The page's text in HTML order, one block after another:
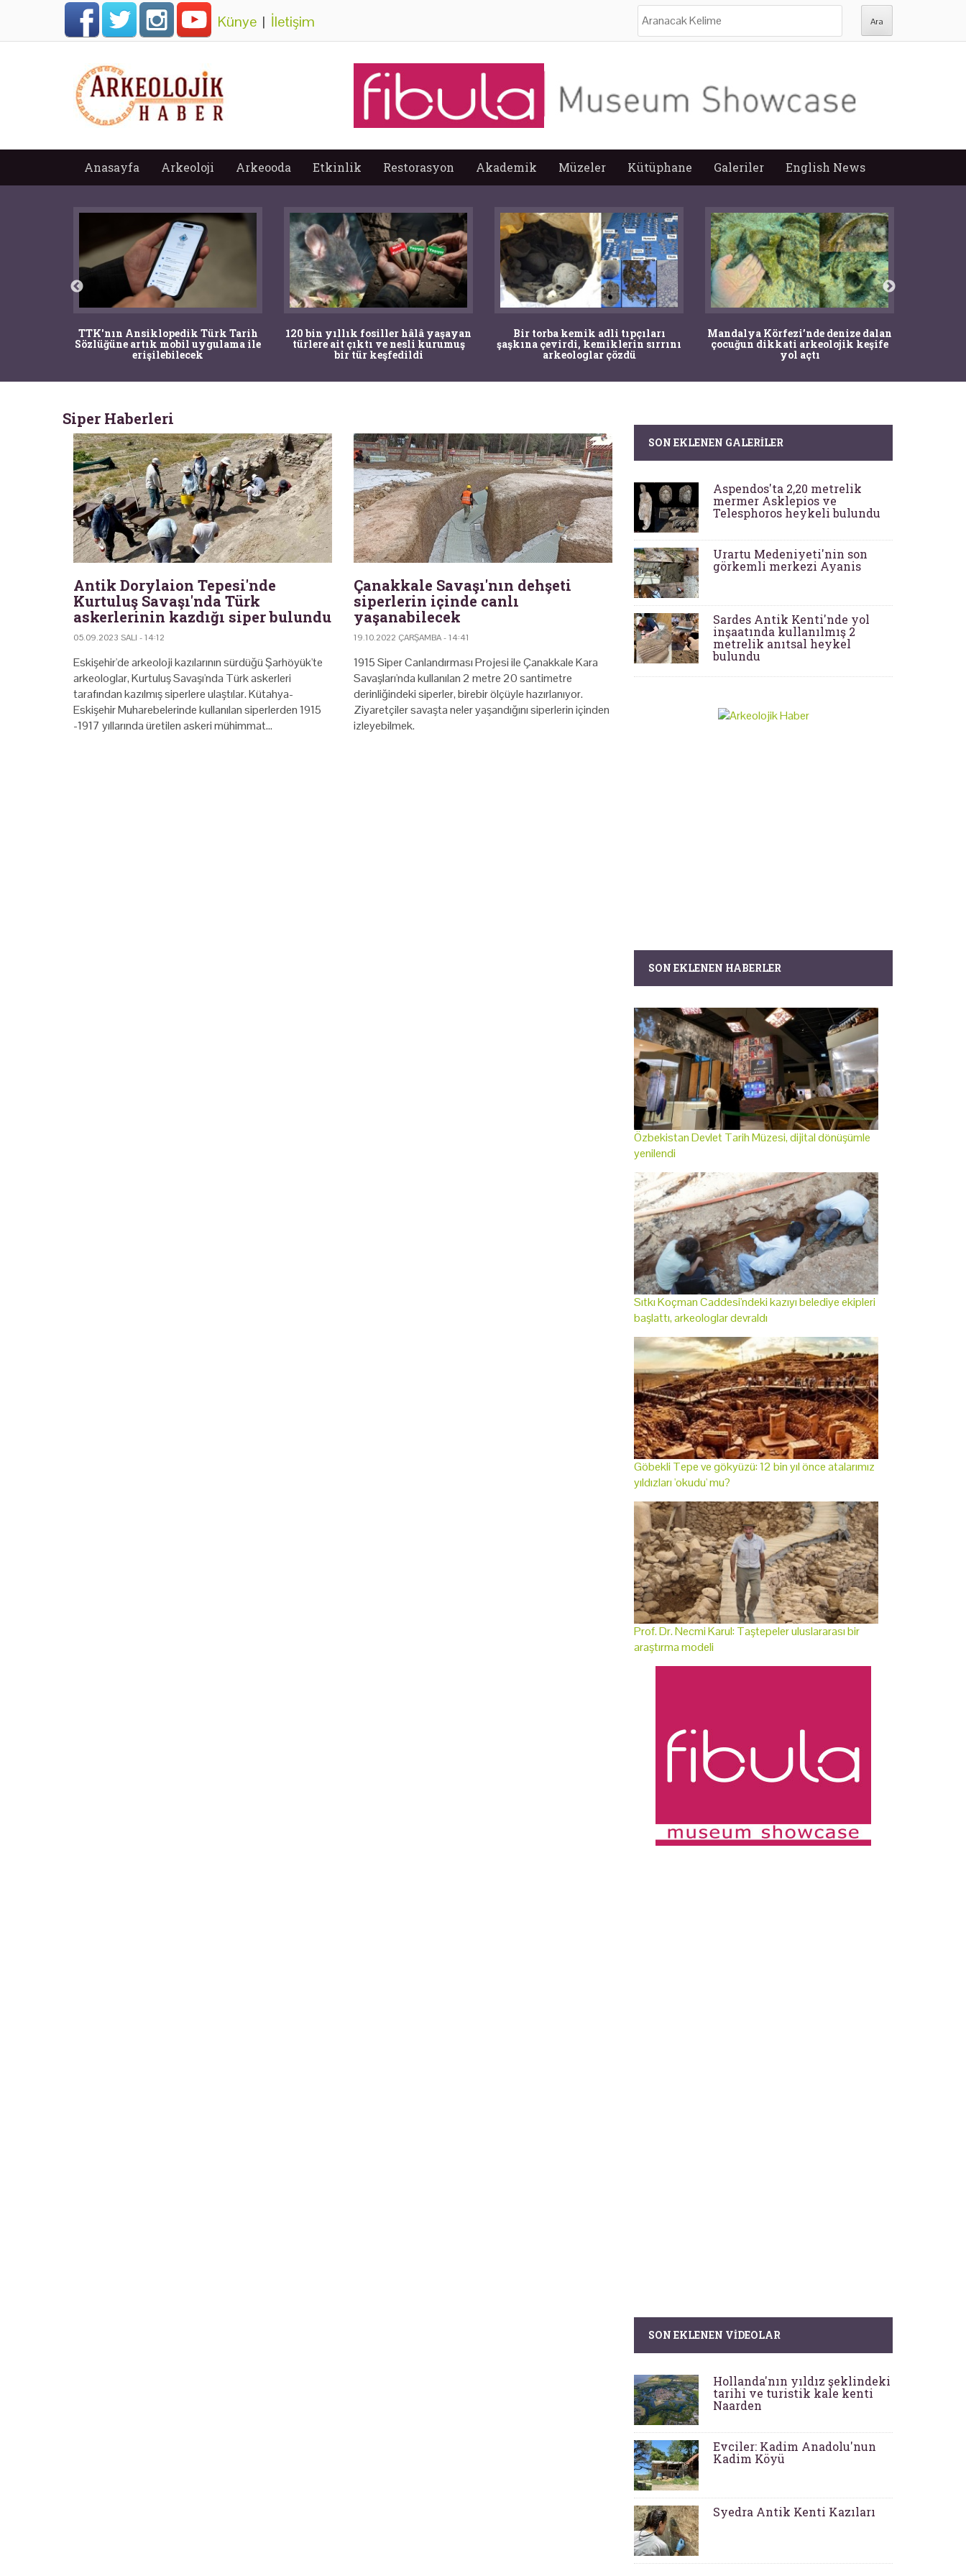
Künye | İletişim
Anasayfa Arkeoloji Arkeooda Etkinlik Restorasyon Akademik Müzeler Kütüphane Galeriler English News
TTK'nın Ansiklopedik Türk Tarih
Sözlüğüne artık mobil uygulama ile
erişilebilecek
120 bin yıllık fosiller hâlâ yaşayan
türlere ait çıktı ve nesli kurumuş
bir tür keşfedildi
Bir torba kemik adli tıpçıları
şaşkına çevirdi, kemiklerin sırrını
arkeologlar çözdü
Mandalya Körfezi’nde denize dalan
çocuğun dikkati arkeolojik keşife
yol açtı
Siper Haberleri
Antik Dorylaion Tepesi'nde
Kurtuluş Savaşı'nda Türk
askerlerinin kazdığı siper bulundu
05.09.2023 SALI - 14:12
Eskişehir'de arkeoloji kazılarının sürdüğü Şarhöyük'te
arkeologlar, Kurtuluş Savaşı'nda Türk askerleri
tarafından kazılmış siperlere ulaştılar. Kütahya-
Eskişehir Muharebelerinde kullanılan siperlerden 1915
-1917 yıllarında üretilen askeri mühimmat…
Çanakkale Savaşı'nın dehşeti
siperlerin içinde canlı
yaşanabilecek
19.10.2022 ÇARŞAMBA - 14:41
1915 Siper Canlandırması Projesi ile Çanakkale Kara
Savaşları'nda kullanılan 2 metre 20 santimetre
derinliğindeki siperler, birebir ölçüyle hazırlanıyor.
Ziyaretçiler savaşta neler yaşandığını siperlerin içinden
izleyebilmek.
SON EKLENEN GALERILER
Aspendos'ta 2,20 metrelik
mermer Asklepios ve
Telesphoros heykeli bulundu
Urartu Medeniyeti'nin son
görkemli merkezi Ayanis
Sardes Antik Kenti'nde yol
inşaatında kullanılmış 2
metrelik anıtsal heykel
bulundu
SON EKLENEN HABERLER
Özbekistan Devlet Tarih Müzesi, dijital dönüşümle
yenilendi
Sıtkı Koçman Caddesi'ndeki kazıyı belediye ekipleri
başlattı, arkeologlar devraldı
Göbekli Tepe ve gökyüzü: 12 bin yıl önce atalarımız
yıldızları 'okudu' mu?
Prof. Dr. Necmi Karul: Taştepeler uluslararası bir
araştırma modeli
SON EKLENEN VIDEOLAR
Hollanda'nın yıldız şeklindeki
tarihi ve turistik kale kenti
Naarden
Evciler: Kadim Anadolu'nun
Kadim Köyü
Syedra Antik Kenti Kazıları